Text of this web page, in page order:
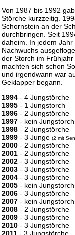
Von 1987 bis 1992
Störche kurzzeitig.
Schornstein an der
durchbringen. Seit
daheim. In jedem
Nachwuchs
der Storch im
machten sich schon
und irgendwann war
Geklapper begann.
1994 - 4 Jungstörche
1995 - 1 Jungstorch
1996 - 2 Jungstörche
1997 - kein Jungstorch
1998 - 2 Jungstörche
1999 - 3 Junge(2 mit
2000 - 2 Jungstörche
2001 - 2 Jungstörche
2002 - 3 Jungstörche
2003 - 3 Jungstörche
2004 - 3 Jungstörche
2005 - kein Jungstorch
2006 - 3 Jungstörche
2007 - kein Jungstorch
2008 - 2 Jungstörche
2009 - 3 Jungstörche
2010 - 3 Jungstörche